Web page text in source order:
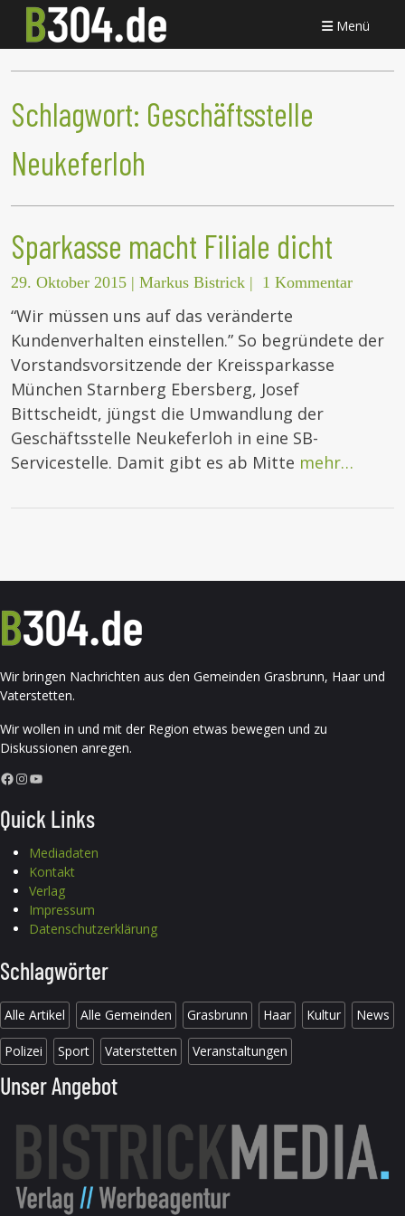
Menü
Schlagwort: Geschäftsstelle
Neukeferloh
Sparkasse macht Filiale dicht
29. Oktober 2015 | Markus Bistrick | 1 Kommentar
“Wir müssen uns auf das veränderte
Kundenverhalten einstellen.” So begründete der
Vorstandsvorsitzende der Kreissparkasse
München Starnberg Ebersberg, Josef
Bittscheidt, jüngst die Umwandlung der
Geschäftsstelle Neukeferloh in eine SB-
Servicestelle. Damit gibt es ab Mitte mehr…
Wir bringen Nachrichten aus den Gemeinden Grasbrunn, Haar und
Vaterstetten.
Wir wollen in und mit der Region etwas bewegen und zu
Diskussionen anregen.
Facebook InstagramYouTube
Quick Links
Mediadaten
Kontakt
Verlag
Impressum
Datenschutzerklärung
Schlagwörter
Alle Artikel Alle Gemeinden Grasbrunn Haar Kultur News
Polizei Sport Vaterstetten Veranstaltungen
Unser Angebot